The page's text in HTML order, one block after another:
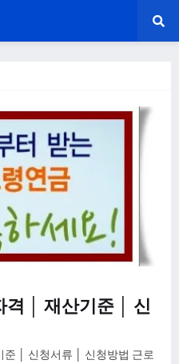
│ 재산기준 │ 신
│ 신청서류 │ 신청방법 근로